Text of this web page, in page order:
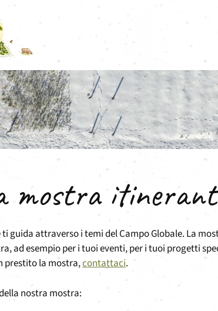
mostra
guida attraverso i temi del Campo Globale. La
ad esempio per i tuoi eventi, per i tuoi progetti
prestito la mostra,contattaci.
nostra mostra: